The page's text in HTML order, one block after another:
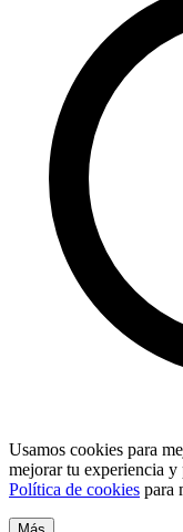
Usamos cookies para
mejorar tu experiencia y
Política de cookies para